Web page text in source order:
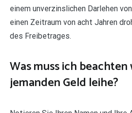
einem unverzinslichen Darlehen
einen Zeitraum von acht Jahren
des Freibetrages.
Was muss ich beachten
jemanden Geld leihe?